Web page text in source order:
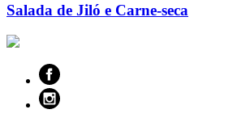
Salada de Jiló e Carne-seca